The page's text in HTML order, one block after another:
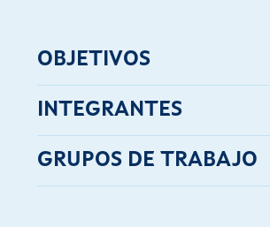
OBJETIVOS
INTEGRANTES
GRUPOS DE TRABAJO